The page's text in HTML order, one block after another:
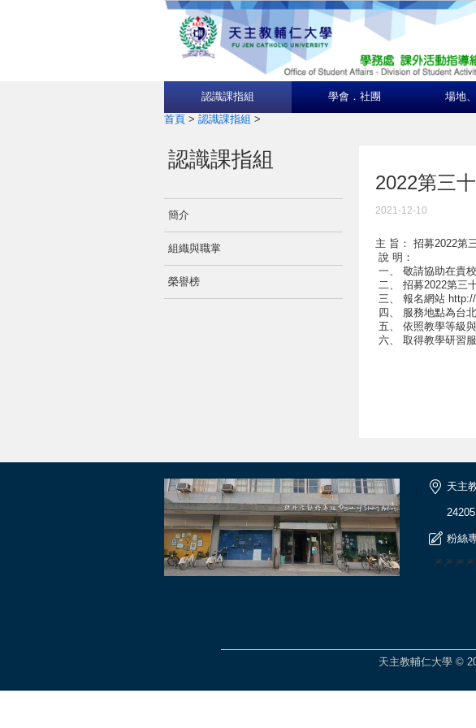
認識課指組 學會．社團 場地
首頁 > 認識課指組 >
認識課指組
簡介
組織與職掌
榮譽榜
2022第三
2021-12-10
主 旨： 招募2022第
說 明：
一、 敬請協助在貴
二、 招募2022第三
三、 報名網站
四、 服務地點為台
五、 依照教學等級
六、 取得教學研習
天主
粉絲
天主教輔仁大學 ©